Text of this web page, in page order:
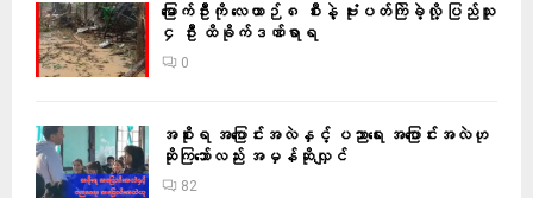
မြောက်ဦးကို လေယာဉ် ၈ စီးနဲ့ ဗုံးပတ်ကြဲခဲ့လို့ ပြည်သူ
၄ ဦး ထိခိုက်ဒဏ်ရာရ
0
အစိုးရ အပြောင်းအလဲနှင့် ပညာရေး အပြောင်းအလဲဟု
ဆိုကြသော်လည်း အမှန်ဆိုလျှင်
82